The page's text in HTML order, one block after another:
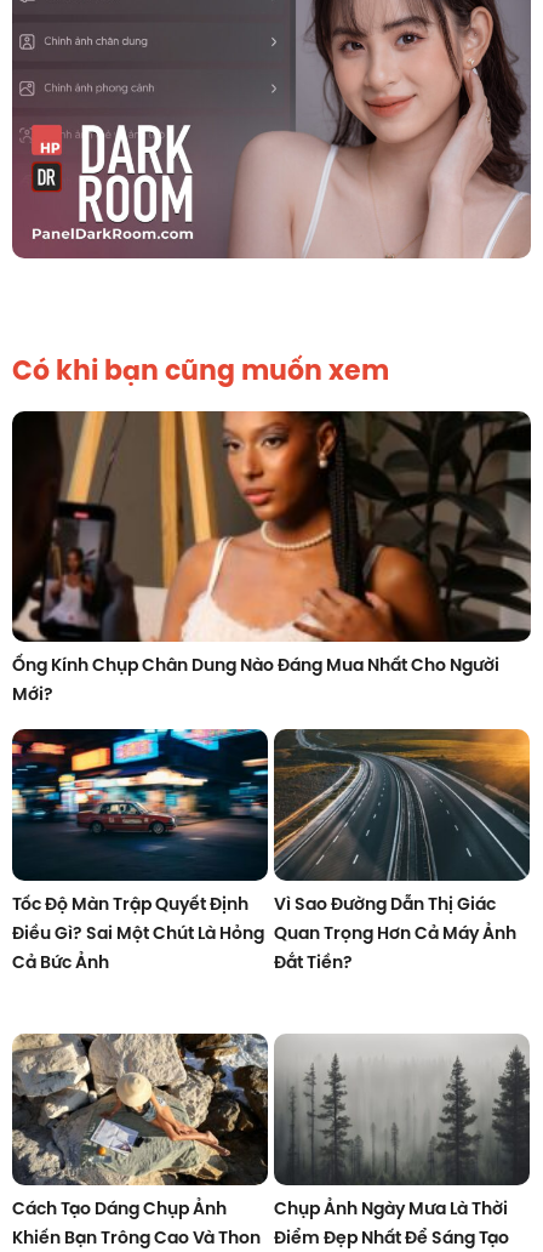
Có khi bạn cũng muốn xem
Ống Kính Chụp Chân Dung Nào Đáng Mua Nhất Cho Người
Mới?
Tốc Độ Màn Trập Quyết Định
Điều Gì? Sai Một Chút Là Hỏng
Cả Bức Ảnh
Vì Sao Đường Dẫn Thị Giác
Quan Trọng Hơn Cả Máy Ảnh
Đắt Tiền?
Cách Tạo Dáng Chụp Ảnh
Khiến Bạn Trông Cao Và Thon
Chụp Ảnh Ngày Mưa Là Thời
Điểm Đẹp Nhất Để Sáng Tạo